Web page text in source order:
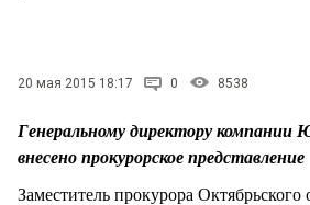
20 мая 2015 18:17 0 8538
Генеральному директору
внесено прокурорское представление
Заместитель прокурора Октябрьского